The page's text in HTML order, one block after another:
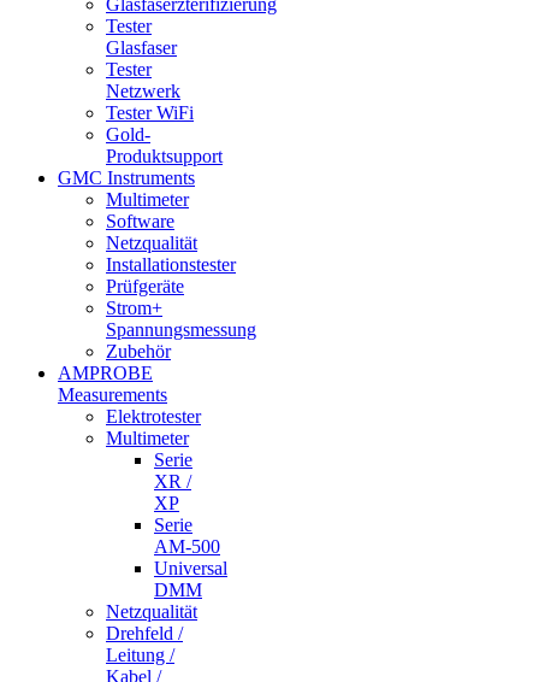
Tester
Glasfaser
Tester
Netzwerk
Tester WiFi
Gold-
Produktsupport
GMC Instruments
Multimeter
Software
Netzqualität
Installationstester
Prüfgeräte
Strom+
Spannungsmessung
Zubehör
AMPROBE
Measurements
Elektrotester
Multimeter
Serie
XR /
XP
Serie
AM-500
Universal
DMM
Netzqualität
Drehfeld /
Leitung /
Kabel /